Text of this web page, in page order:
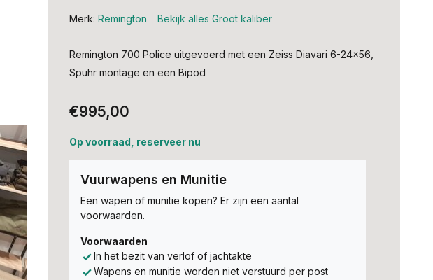
Merk: Remington Bekijk alles Groot kaliber
Remington 700 Police uitgevoerd met een Zeiss Diavari 6-24x56,
Spuhr montage en een Bipod
€995,00
Op voorraad, reserveer nu
Vuurwapens en Munitie
Een wapen of munitie kopen? Er zijn een aantal
voorwaarden.
Voorwaarden
In het bezit van verlof of jachtakte
Wapens en munitie worden niet verstuurd per post